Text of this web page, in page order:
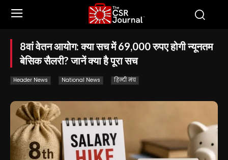
8वां वेतन आयोग: क्या सच में 69,000 रुपए होगी न्यूनतम
बेसिक सैलरी? जानें क्या है पूरा सच
Header News National News हिन्दी मंच